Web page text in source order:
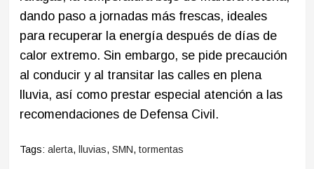
dando paso a jornadas más frescas, ideales
para recuperar la energía después de días de
calor extremo. Sin embargo, se pide precaución
al conducir y al transitar las calles en plena
lluvia, así como prestar especial atención a las
recomendaciones de Defensa Civil.
Tags: alerta, lluvias, SMN, tormentas